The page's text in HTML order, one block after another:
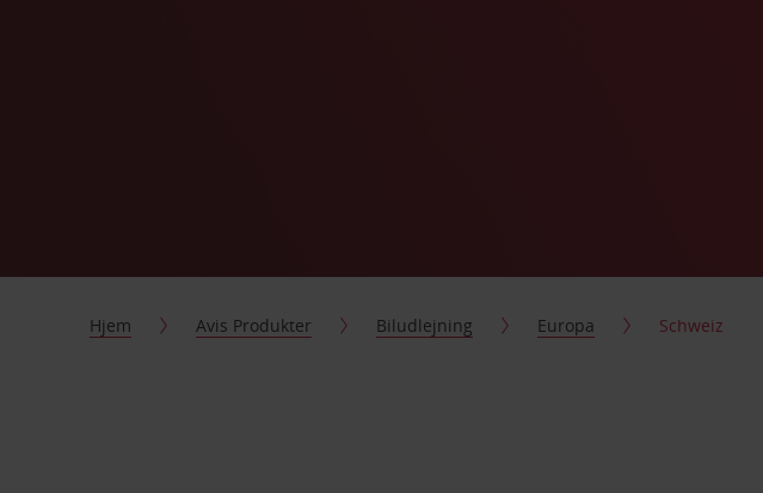
Hjem Avis Produkter Biludlejning Europa Schweiz